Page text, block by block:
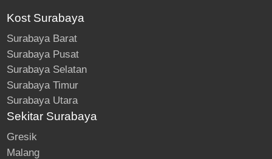
Kost Surabaya
Surabaya Barat
Surabaya Pusat
Surabaya Selatan
Surabaya Timur
Surabaya Utara
Sekitar Surabaya
Gresik
Malang